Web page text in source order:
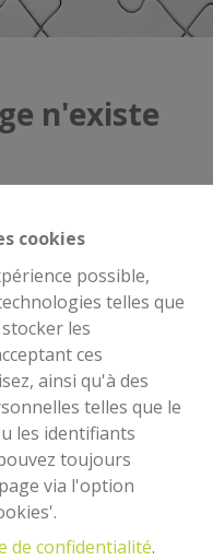
cookies
possible,
telles que
les
ces
ainsi qu'à des
telles que le
les identifiants
toujours
via l'option
de confidentialité.
n'existe
À Louer
et régisseur
immobiliers, rue